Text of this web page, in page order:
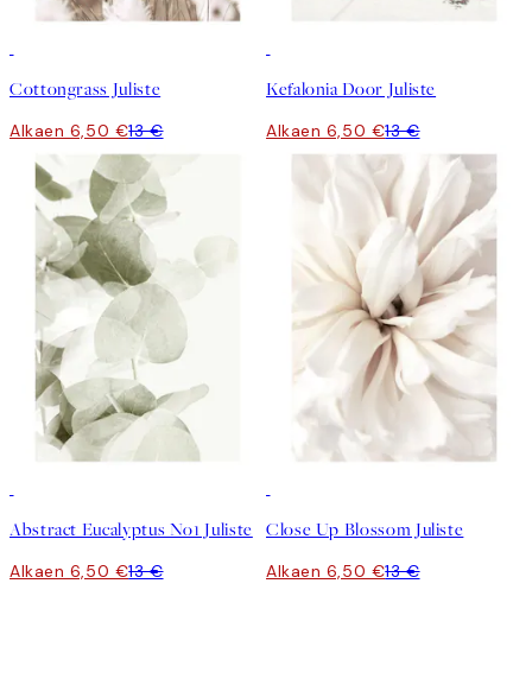
Cottongrass Juliste
Alkaen 6,50 €13 €
Kefalonia Door Juliste
Alkaen 6,50 €13 €
Abstract Eucalyptus No1 Juliste
Alkaen 6,50 €13 €
Close Up Blossom Juliste
Alkaen 6,50 €13 €